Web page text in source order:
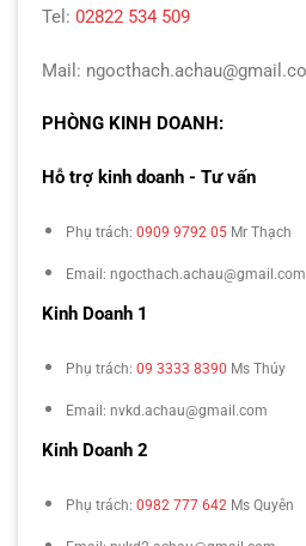
Tel: 02822 534 509
Mail:
PHÒNG KINH DOANH:
Hỗ trợ kinh doanh - Tư vấn
Phụ trách: 0909 9792 05 Mr Thạch
Email: ngocthach.achau@gmail.com
Kinh Doanh 1
Phụ trách: 09 3333 8390 Ms Thúy
Email: nvkd.achau@gmail.com
Kinh Doanh 2
Phụ trách: 0982 777 642 Ms Quyên